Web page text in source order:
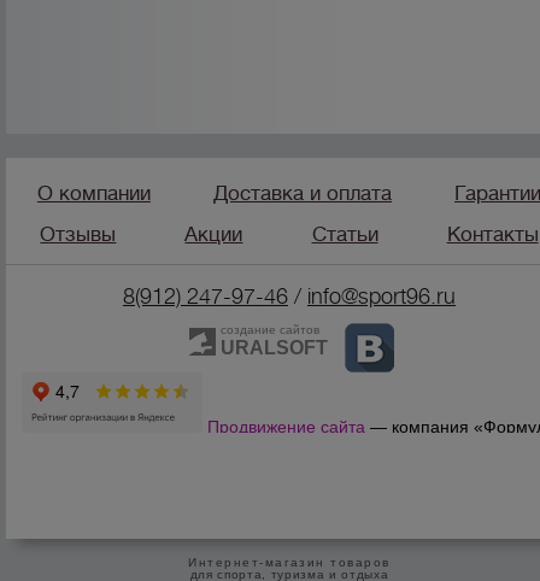
О компании Доставка и оплата
Отзывы
Акции Статьи Контакты
8(912) 247-97-46/ info@sport96.ru
создание сайтов
URALSOFT
Продвижение сайта — компания
Интернет-магазин товаров
для спорта, туризма и отдыха